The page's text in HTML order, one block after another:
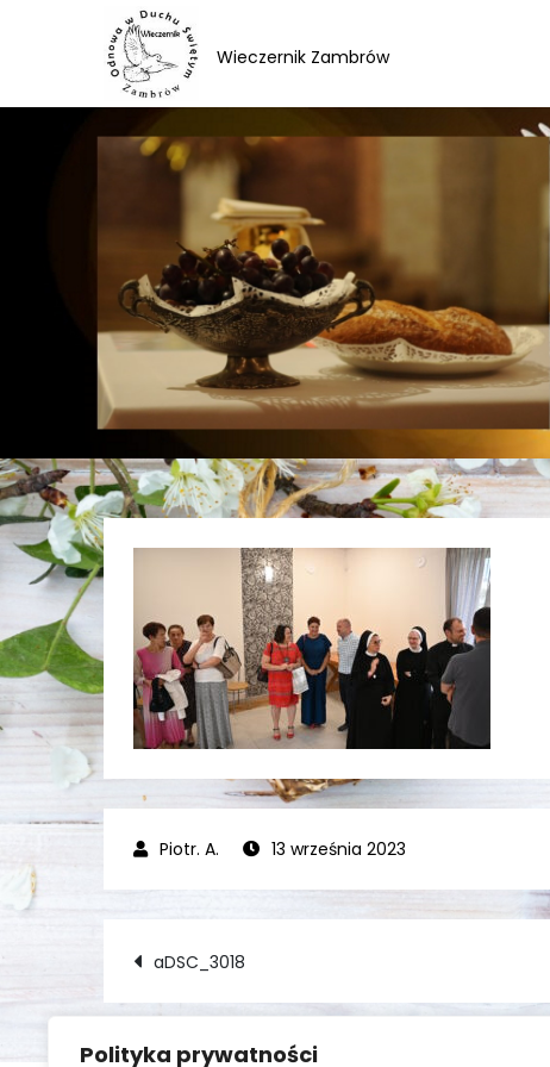
Polityka prywatności
Wieczernik Zambrów
13 września 2023
Nawigacja
wpisu
aDSC_3018